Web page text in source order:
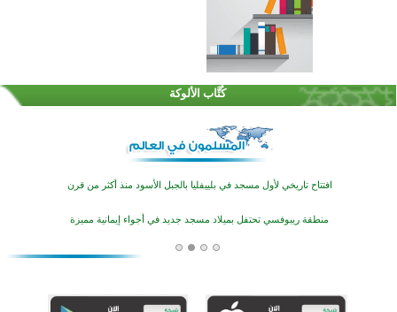
كُتَّاب الألوكة
اختتام الدورة التاسعة لمسابقة حفظ وتلاوة القرآن الكريم في أزناكاييف
تيسليتش تختتم برنامجا تعليميا لتعزيز القيم وبناء الشخصية للشباب المسلمين
اختتام منافسات قرآنية متميزة في بنغلاديش بمشاركة 3000 متسابق
افتتاح تاريخي لأول مسجد في بلييفليا بالجبل الأسود منذ أكثر من قرن
منطقة ريبوفسي تحتفل بميلاد مسجد جديد في أجواء إيمانية مميزة
أكبر مشروع إسلامي في ريف أستراليا يفتتح أبوابه بعد سنوات من العمل والعطاء